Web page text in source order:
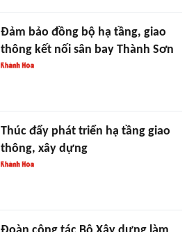
Đảm bảo đồng bộ hạ tầng, giao
thông kết nối sân bay Thành Sơn
Thúc đẩy phát triển hạ tầng giao
thông, xây dựng